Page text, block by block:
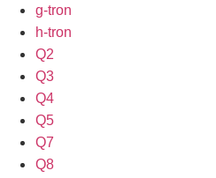
g-tron
h-tron
Q2
Q3
Q4
Q5
Q7
Q8